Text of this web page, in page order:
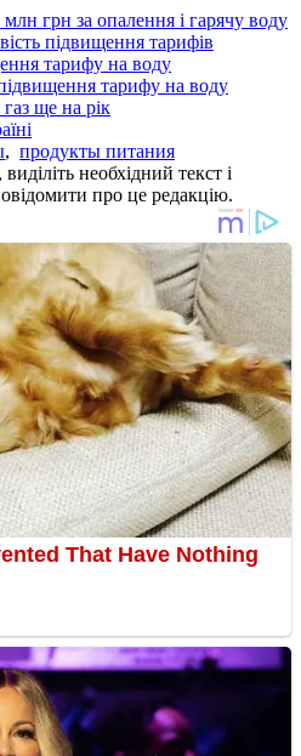
грн за опалення і гарячу воду
підвищення тарифів
тарифу на воду
тарифу на воду
ще на рік
, продукты питания
необхідний текст і
про це редакцію.